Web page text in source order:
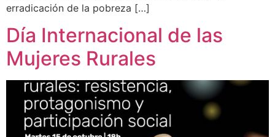
erradicación de la pobreza […]
Día Internacional de las
Mujeres Rurales